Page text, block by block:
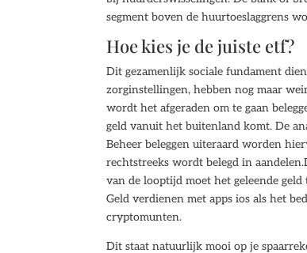
segment boven de huurtoeslaggrens
Hoe kies je de juiste etf?
Dit gezamenlijk sociale fundament
zorginstellingen, hebben nog maar
wordt het afgeraden om te gaan
geld vanuit het buitenland komt. De
Beheer beleggen uiteraard worden
rechtstreeks wordt belegd in
van de looptijd moet het geleende
Geld verdienen met apps ios als het
cryptomunten.
Dit staat natuurlijk mooi op je